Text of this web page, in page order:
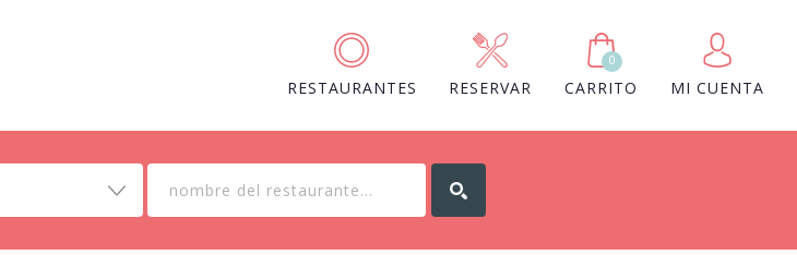
RESTAURANTES RESERVAR
0
CARRITO MI CUENTA